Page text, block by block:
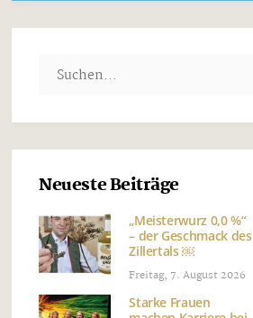
Neueste Beiträge
„Meisterwurz 0,0 %“
– der Geschmack des
Zillertals ￼
Freitag, 7. August 2026
Starke Frauen